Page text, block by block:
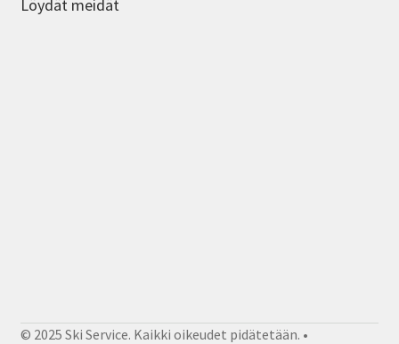
Löydät meidät
© 2025 Ski Service. Kaikki oikeudet pidätetään. •